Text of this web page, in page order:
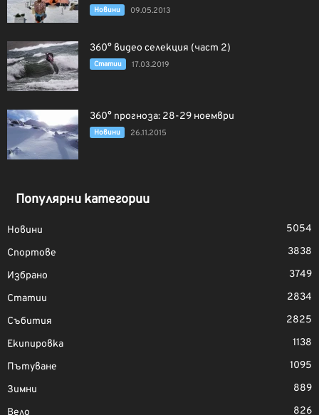
Новини 09.05.2013
360° видео селекция (част 2)
Статии 17.03.2019
360° прогноза: 28-29 ноември
Новини 26.11.2015
Популярни категории
Новини
5054
Спортове
3838
Избрано
3749
Статии
2834
Събития
2825
Екипировка
1138
Пътуване
1095
Зимни
889
Вело
826